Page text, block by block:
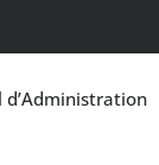
d’Administration